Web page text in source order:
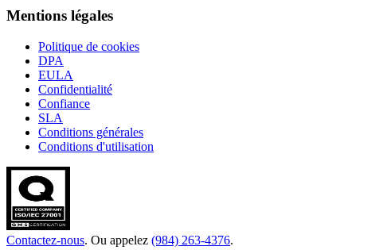
Mentions légales
Politique de cookies
DPA
EULA
Confidentialité
Confiance
SLA
Conditions générales
Conditions d'utilisation
Contactez-nous. Ou appelez (984) 263-4376.